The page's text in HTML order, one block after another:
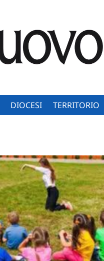
DIOCESI TERRITORIO